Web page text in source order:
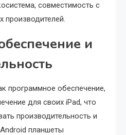
совместимость с
производителей.
и
программное обеспечение,
для своих iPad, что
производительность и
планшеты